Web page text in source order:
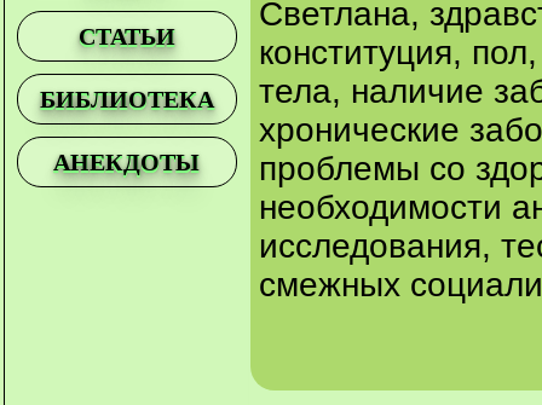
СТАТЬИ
БИБЛИОТЕКА
АНЕКДОТЫ
Светлана,
конституция,
тела, наличие
хронические
проблемы со
необходимости
исследования,
смежных